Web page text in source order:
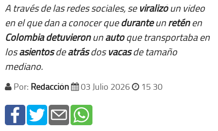
A través de las redes sociales, se viralizóun video
en el que dan a conocer queduranteunreténen
Colombiadetuvieronunautoque transportaba en
losasientosdeatrásdosvacasde tamaño
mediano.
Por: Redacción 03 Julio 2026 15 30